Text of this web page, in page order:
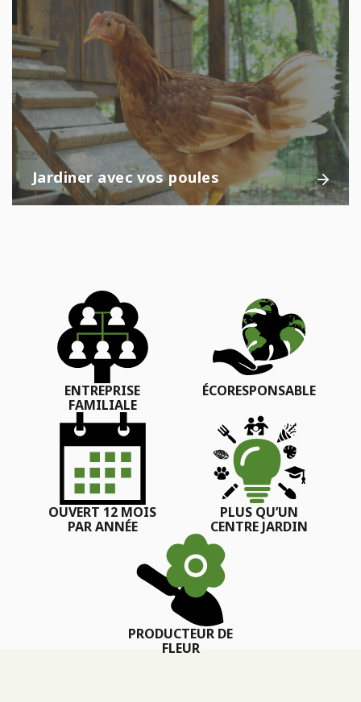
Jardiner avec vos poules
ENTREPRISE
FAMILIALE
ÉCORESPONSABLE
OUVERT 12 MOIS
PAR ANNÉE
PLUS QU’UN
CENTRE JARDIN
PRODUCTEUR DE
FLEUR